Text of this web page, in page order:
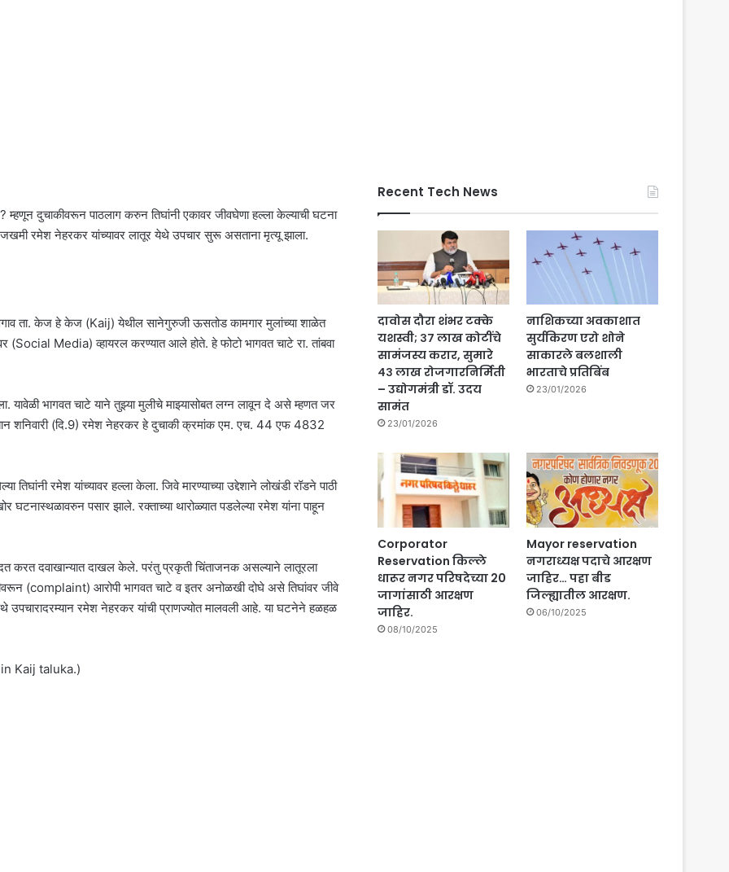
म्हणून दुचाकीवरून पाठलाग करुन तिघांनी एकावर जीवघेणा हल्ला केल्याची घटना
रमेश नेहरकर यांच्यावर लातूर येथे उपचार सुरू असताना मृत्यू झाला.
ता. केज हे केज (Kaij) येथील सानेगुरुजी ऊसतोड कामगार मुलांच्या शाळेत
(Social Media) व्हायरल करण्यात आले होते. हे फोटो भागवत चाटे रा. तांबवा
यावेळी भागवत चाटे याने तुझ्या मुलीचे माझ्यासोबत लग्न लावून दे असे म्हणत जर
शनिवारी (दि.9) रमेश नेहरकर हे दुचाकी क्रमांक एम. एच. 44 एफ 4832
तिघांनी रमेश यांच्यावर हल्ला केला. जिवे मारण्याच्या उद्देशाने लोखंडी रॉडने पाठी
पसार झाले. रक्ताच्या थारोळ्यात पडलेल्या रमेश यांना पाहून
करत दवाखान्यात दाखल केले. परंतु प्रकृती चिंताजनक असल्याने लातूरला
(complaint) आरोपी भागवत चाटे व इतर अनोळखी दोघे असे तिघांवर जीवे
उपचारादरम्यान रमेश नेहरकर यांची प्राणज्योत मालवली आहे. या घटनेने हळहळ
Kaij taluka.)
Recent Tech News
दावोस दौरा शंभर टक्के
यशस्वी; ३७ लाख कोटींचे
सामंजस्य करार, सुमारे
४३ लाख रोजगारनिर्मिती
– उद्योगमंत्री डॉ. उदय
सामंत
23/01/2026
नाशिकच्या अवकाशात
सुर्यकिरण एरो शोने
साकारले बलशाली
भारताचे प्रतिबिंब
23/01/2026
Corporator
Reservation किल्ले
धारूर नगर परिषदेच्या 20
जागांसाठी आरक्षण
जाहिर.
08/10/2025
Mayor reservation
नगराध्यक्ष पदाचे आरक्षण
जाहिर… पहा बीड
जिल्ह्यातील आरक्षण.
06/10/2025